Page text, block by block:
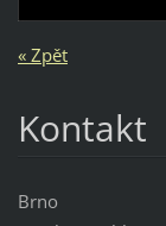
« Zpět
Kontakt
Brno